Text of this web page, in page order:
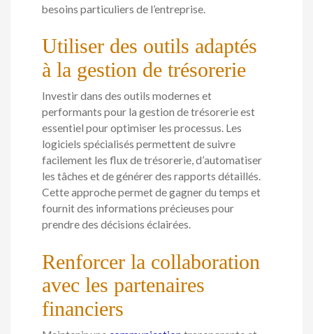
besoins particuliers de l’entreprise.
Utiliser des outils adaptés
à la gestion de trésorerie
Investir dans des outils modernes et
performants pour la gestion de trésorerie est
essentiel pour optimiser les processus. Les
logiciels spécialisés permettent de suivre
facilement les flux de trésorerie, d’automatiser
les tâches et de générer des rapports détaillés.
Cette approche permet de gagner du temps et
fournit des informations précieuses pour
prendre des décisions éclairées.
Renforcer la collaboration
avec les partenaires
financiers